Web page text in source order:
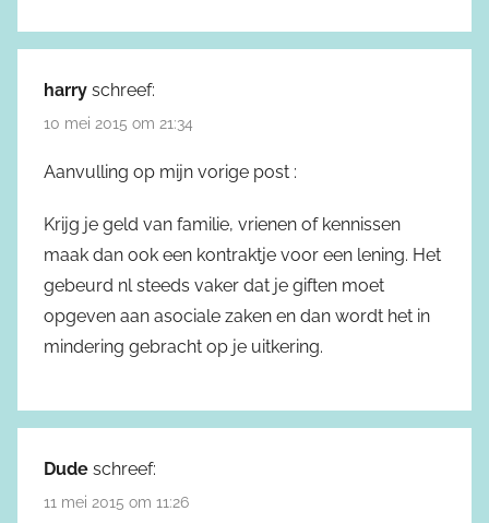
harry schreef:
10 mei 2015 om 21:34
Aanvulling op mijn vorige post :
Krijg je geld van familie, vrienen of kennissen
maak dan ook een kontraktje voor een lening. Het
gebeurd nl steeds vaker dat je giften moet
opgeven aan asociale zaken en dan wordt het in
mindering gebracht op je uitkering.
Dude schreef:
11 mei 2015 om 11:26